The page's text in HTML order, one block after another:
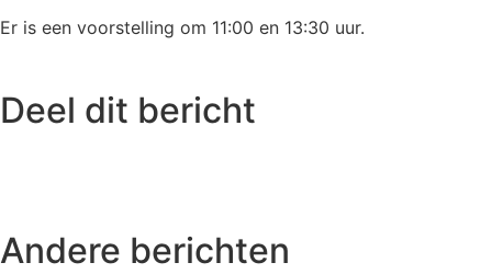
Er is een voorstelling om 11:00 en 13:30 uur.
Deel dit bericht
Andere berichten